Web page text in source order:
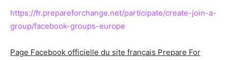
https://fr.prepareforchange.net/participate/create-join-a-
group/facebook-groups-europe
Page Facebook officielle du site français Prepare For